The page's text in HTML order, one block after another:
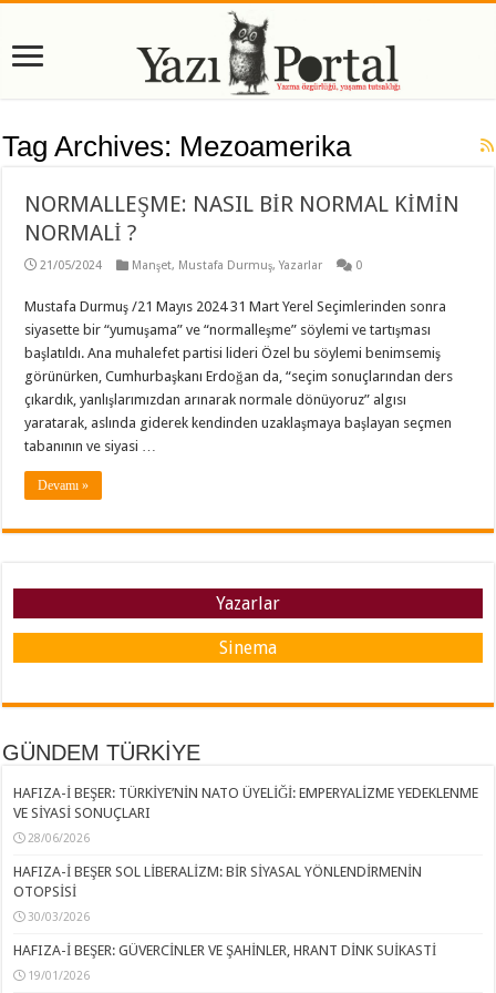
Tag Archives: Mezoamerika
NORMALLEŞME: NASIL BİR NORMAL KİMİN
NORMALİ ?
21/05/2024 Manşet, Mustafa Durmuş,Yazarlar 0
Mustafa Durmuş /21 Mayıs 2024 31 Mart Yerel Seçimlerinden sonra
siyasette bir “yumuşama” ve “normalleşme” söylemi ve tartışması
başlatıldı. Ana muhalefet partisi lideri Özel bu söylemi benimsemiş
görünürken, Cumhurbaşkanı Erdoğan da, “seçim sonuçlarından ders
çıkardık, yanlışlarımızdan arınarak normale dönüyoruz” algısı
yaratarak, aslında giderek kendinden uzaklaşmaya başlayan seçmen
tabanının ve siyasi …
Devamı »
Yazarlar
Sinema
GÜNDEM TÜRKİYE
HAFIZA-İ BEŞER: TÜRKİYE’NİN NATO ÜYELİĞİ: EMPERYALİZME YEDEKLENME
VE SİYASİ SONUÇLARI
28/06/2026
HAFIZA-İ BEŞER SOL LİBERALİZM: BİR SİYASAL YÖNLENDİRMENİN
OTOPSİSİ
30/03/2026
HAFIZA-İ BEŞER: GÜVERCİNLER VE ŞAHİNLER, HRANT DİNK SUİKASTİ
19/01/2026